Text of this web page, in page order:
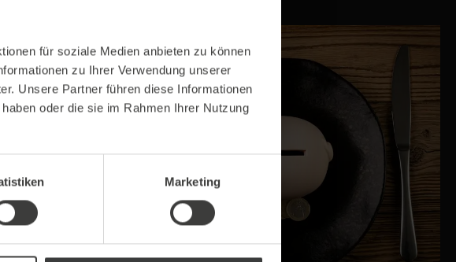
für soziale Medien anbieten zu können
zu Ihrer Verwendung unserer
Unsere Partner führen diese Informationen
oder die sie im Rahmen Ihrer Nutzung
Marketing